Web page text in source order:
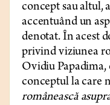
concept sau altul,
accentuând un
denotat. În acest
privind viziunea
Ovidiu
conceptul la care
românească